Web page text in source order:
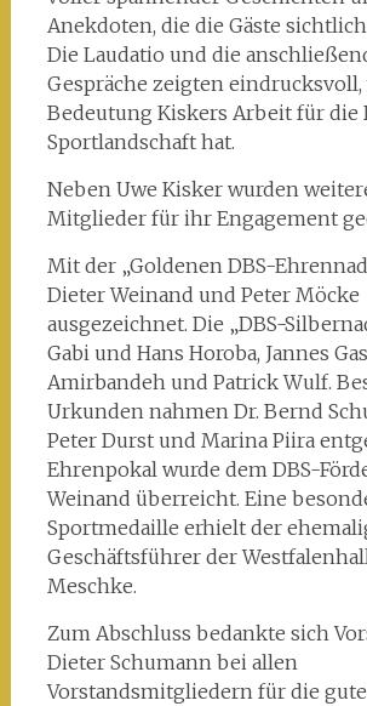
Anekdoten, die die Gäste
Die Laudatio und die
Gespräche zeigten eindrucksvoll,
Bedeutung Kiskers Arbeit für
Sportlandschaft hat.
Neben Uwe Kisker wurden
Mitglieder für ihr Engagement
Mit der „Goldenen DBS-
Dieter Weinand und Peter Möcke
ausgezeichnet. Die „DBS-
Gabi und Hans Horoba, Jannes
Amirbandeh und Patrick Wulf.
Urkunden nahmen Dr. Bernd
Peter Durst und Marina Piira
Ehrenpokal wurde dem DBS-
Weinand überreicht. Eine
Sportmedaille erhielt der
Geschäftsführer der
Meschke.
Zum Abschluss bedankte sich
Dieter Schumann bei allen
Vorstandsmitgliedern für die gute